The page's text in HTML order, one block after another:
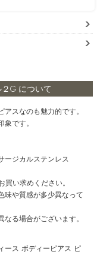
G について
スなのも魅力的です。
です。
ージカルステンレス
い求めください。
味や質感が多少異なって
る場合がございます。
ース ボディーピアス ピ